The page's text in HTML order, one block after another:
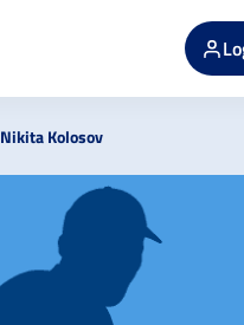
Nikita Kolosov